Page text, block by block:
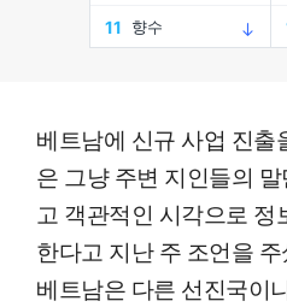
베트남에 신규 사업 진
은 그냥 주변 지인들의
고 객관적인 시각으로
한다고 지난 주 조언을
베트남은 다른 선진국이